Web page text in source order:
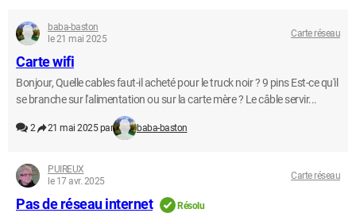
baba-baston
le 21 mai 2025
Carte réseau
Carte wifi
Bonjour, Quelle cables faut-il acheté pour le truck noir ? 9 pins Est-ce qu'il
se branche sur l'alimentation ou sur la carte mère ? Le câble servir...
2 21 mai 2025 par baba-baston
PUIREUX
le 17 avr. 2025
Carte réseau
Pas de réseau internet Résolu